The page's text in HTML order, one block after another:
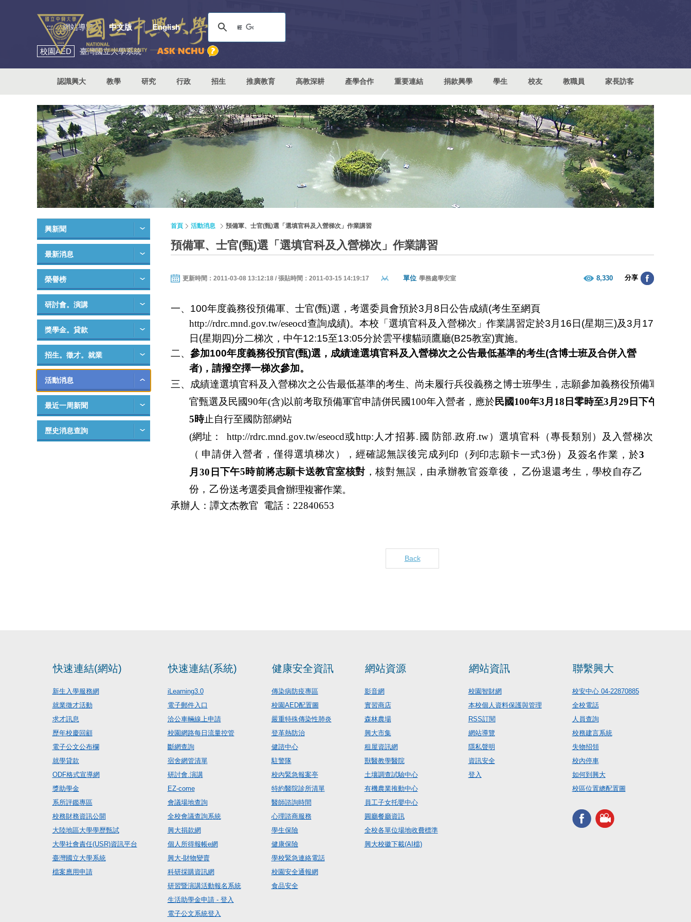
::: 網站導覽 中文版 English
校園AED 臺灣國立大學系統
認識興大 教學 研究 行政 招生 推廣教育 高教深耕 產學合作 重要連結 捐款興學 學生 校友 教職員 家長訪客
興新聞
最新消息
榮譽榜
研討會。演講
獎學金。貸款
招生。徵才。就業
活動消息
最近一周新聞
歷史消息查詢
首頁 活動消息 預備軍、士官(甄)選「選填官科及入營梯次」作業講習
預備軍、士官(甄)選「選填官科及入營梯次」作業講習
更新時間：2011-03-08 13:12:18 / 張貼時間：2011-03-15 14:19:17 單位 學務處學安室 8,330 分享
一、 100年度義務役預備軍、士官(甄)選，考選委員會預於3 月 8 日公告成績(考生至網頁
http://rdrc.mnd.gov.tw/eseocd查詢成績)。本校「選填官科及入營梯次」作業講習定於3 月 16 日 (星期三)及3 月 17
日 (星期四)分二梯次，中午12:15至13:05分於雲平樓貓頭鷹廳(B25教室)實施。
二、 參加100年度義務役預官(甄)選，成績達選填官科及入營梯次之公告最低基準的考生(含博士班及合併入營
者)，請撥空擇一梯次參加。
三、成績達選填官科及入營梯次之公告最低基準的考生、尚未履行兵役義務之博士班學生，志願參加義務役預備軍
官甄選及民國90年(含)以前考取預備軍官申請併民國100年入營者，應於民國100年3月 18 日零時至3月 29 日下午
5時止自行至國防部網站
(網址： http://rdrc.mnd.gov.tw/eseocd或http: 人 才招募. 國 防部.政 府.tw） 選填官科 （專長類別 ） 及入營梯次
（ 申請併 入營者 ，僅得選填梯次） ，經確認無誤後完成列印（列印志願卡一式3份 ） 及簽名作業 ，於3
月 30 日下午5時前將志願卡送教官室核對 ，核對無誤，由 承辦教官簽章後 ， 乙份退還考生 ，學校自存乙
份， 乙份送考選委員會辦理複審作業。
承辦人：譚文杰教官
電話： 22840653
Back
快速連結(網站)
新生入學服務網
就業徵才活動
求才訊息
歷年校慶回顧
電子公文公布欄
就學貸款
ODF格式宣導網
獎助學金
系所評鑑專區
校務財務資訊公開
大陸地區大學學歷甄試
大學社會責任(USR)資訊平台
臺灣國立大學系統
檔案應用申請
快速連結(系統)
iLearning3.0
電子郵件入口
洽公車輛線上申請
校園網路每日流量控管
斷網查詢
宿舍網管清單
研討會.演講
EZ-come
會議場地查詢
全校會議查詢系統
興大捐款網
個人所得報帳e網
興大-財物變賣
科研採購資訊網
研習暨演講活動報名系統
生活助學金申請 - 登入
電子公文系統登入
健康安全資訊
傳染病防疫專區
校園AED配置圖
嚴重特殊傳染性肺炎
登革熱防治
健諮中心
駐警隊
校內緊急報案亭
特約醫院診所清單
醫師諮詢時間
心理諮商服務
學生保險
健康保險
學校緊急連絡電話
校園安全通報網
食品安全
網站資源
影音網
實習商店
森林農場
興大市集
租屋資訊網
獸醫教學醫院
土壤調查試驗中心
有機農業推動中心
員工子女托嬰中心
圓廳餐廳資訊
全校各單位場地收費標準
興大校徽下載(AI檔)
網站資訊
校園智財網
本校個人資料保護與管理
RSS訂閱
網站導覽
隱私聲明
資訊安全
登入
聯繫興大
校安中心 04-22870885
全校電話
人員查詢
校務建言系統
失物招領
校內停車
如何到興大
校區位置總配置圖